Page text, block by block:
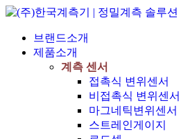
브랜드소개
제품소개
계측 센서
접촉식 변위센서
비접촉식 변위센서
마그네틱변위센서
스트레인게이지